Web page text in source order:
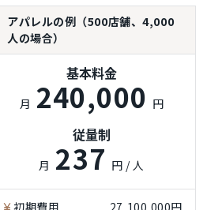
アパレルの例（500店舗、4,000
人の場合）
基本料金
月 240,000 円
従量制
月 237 円 / 人
初期費用 27,100,000円